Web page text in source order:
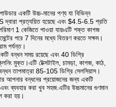
একটি উচ্চ-মানের পণ্য যা বিভিন্ন
দ্বারা প্রত্যয়িত হয়েছে এবং $4.5-6.5 প্রতি
1 কেজিতে পাওয়া যায়৷এটি শক্ত কাগজ
পরে 7 দিনের মধ্যে বিতরণ করতে সক্ষম।
পর্যন্ত।
বন্ধন সময় রয়েছে এবং 40 ডিগ্রি
মুক্ত।এটি টেক্সটাইল, চামড়া, কাগজ, কাঠ,
তাপমাত্রা 85-105 ডিগ্রি সেলসিয়াস।
আপনার বন্ধনের প্রয়োজনের জন্য একটি
ব্যবহার করা খুব সহজ.এটির উচ্চমানের গুণমান
করা হয়।